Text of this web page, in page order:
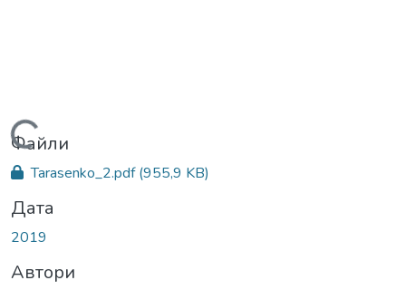
Вантажиться...
Файли
Tarasenko_2.pdf(955,9 KB)
Дата
2019
Автори